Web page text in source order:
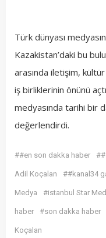
Türk dünyası
Kazakistan’daki bu
arasında iletişim,
iş birliklerinin önünü
medyasında tarihi bir
değerlendirdi.
##en son dakka haber
Adil Koçalan ##kanal34
Medya #istanbul Star
haber #son dakka haber
Koçalan